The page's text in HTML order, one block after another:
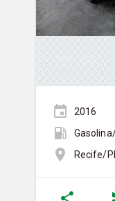
2016
Recife/